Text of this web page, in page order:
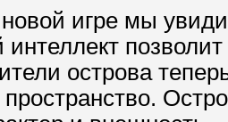
игре мы
острова